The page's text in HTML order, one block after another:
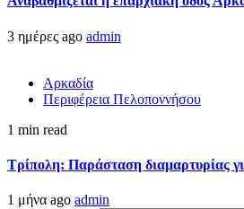
3 ημέρες ago admin
Αρκαδία
Περιφέρεια Πελοποννήσου
1 min read
Τρίπολη: Παράσταση διαμαρτυρίας
1 μήνα ago admin